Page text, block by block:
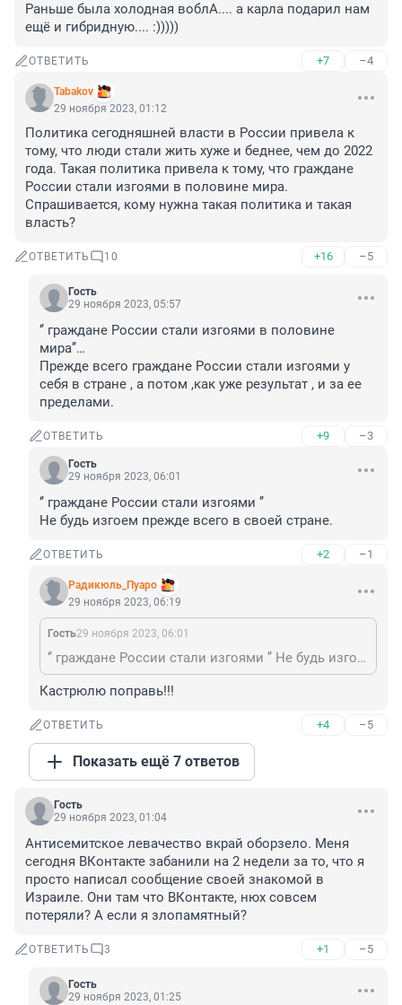
Раньше была холодная воблА.... а карла подарил нам
ещё и гибридную.... :)))))
ОТВЕТИТЬ +7 –4
Tabakov
29 ноября 2023, 01:12
Политика сегодняшней власти в России привела к
тому, что люди стали жить хуже и беднее, чем до 2022
года. Такая политика привела к тому, что граждане
России стали изгоями в половине мира.
Спрашивается, кому нужна такая политика и такая
власть?
ОТВЕТИТЬ 10 +16 –5
Гость
29 ноября 2023, 05:57
‘’ граждане России стали изгоями в половине
мира’’…
Прежде всего граждане России стали изгоями у
себя в стране , а потом ,как уже результат , и за ее
пределами.
ОТВЕТИТЬ +9 –3
Гость
29 ноября 2023, 06:01
‘’ граждане России стали изгоями ’’
Не будь изгоем прежде всего в своей стране.
ОТВЕТИТЬ +2 –1
Радикюль_Пуаро
29 ноября 2023, 06:19
Гость29 ноября 2023, 06:01
‘’ граждане России стали изгоями ’’ Не будь изгоем прежде всего в своей стране.
Кастрюлю поправь!!!
ОТВЕТИТЬ +4 –5
Показать ещё 7 ответов
Гость
29 ноября 2023, 01:04
Антисемитское левачество вкрай оборзело. Меня
сегодня ВКонтакте забанили на 2 недели за то, что я
просто написал сообщение своей знакомой в
Израиле. Они там что ВКонтакте, нюх совсем
потеряли? А если я злопамятный?
ОТВЕТИТЬ 3 +1 –5
Гость
29 ноября 2023, 01:25